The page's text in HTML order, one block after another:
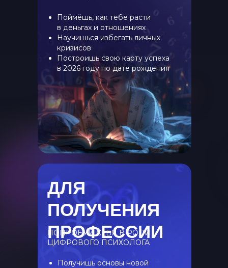
Поймёшь, как тебе расти
в деньгах и отношениях
Научишься избегать личных
кризисов
Построишь свою карту успеха
в 2026 году по дате рождения
Получишь основы новой
ПОПРОБУЙ СЕБЯ В РОЛИ
ЦИФРОВОГО ПСИХОЛОГА
ДЛЯ
ПОЛУЧЕНИЯ
ПРОФЕССИИ